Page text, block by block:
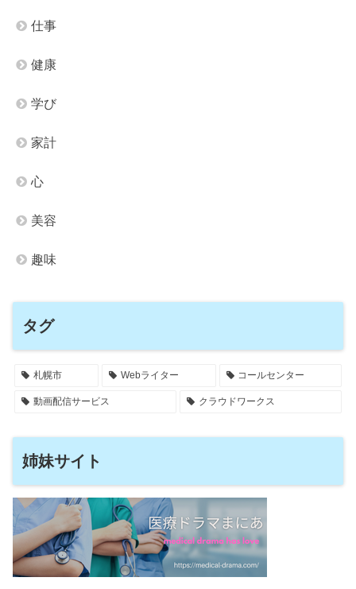
仕事
健康
学び
家計
心
美容
趣味
タグ
札幌市 Webライター コールセンター
動画配信サービス クラウドワークス
姉妹サイト